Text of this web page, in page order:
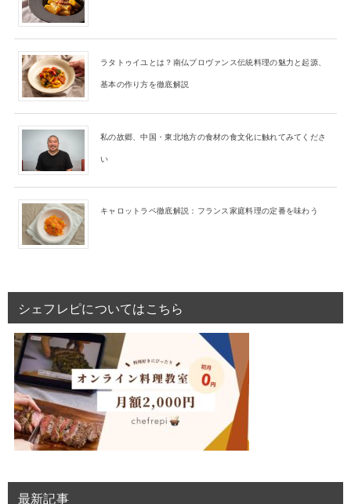
ラタトゥイユとは？南仏プロヴァンス伝統料理の魅力と起源、
基本の作り方を徹底解説
私の故郷、中国・東北地方の食材の食文化に触れてみてくださ
い
キャロットラペ徹底解説：フランス家庭料理の定番を味わう
シェフレピについてはこちら
最新記事